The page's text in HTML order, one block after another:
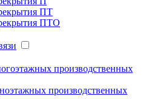
ПТ
ПТО
производственных
производственных